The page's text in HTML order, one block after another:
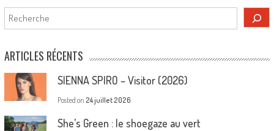
Rechercher
ARTICLES RÉCENTS
SIENNA SPIRO – Visitor (2026)
Posted on 24 juillet 2026
She’s Green : le shoegaze au vert